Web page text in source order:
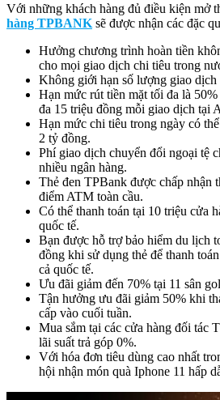
Với những khách hàng đủ điều kiện mở
hàng TPBANKsẽ được nhận các đặc
Hưởng chương trình hoàn tiền
cho mọi giao dịch chi tiêu trong
Không giới hạn số lượng giao dịch
Hạn mức rút tiền mặt tối đa là
đa 15 triệu đồng mỗi giao dịch tại
Hạn mức chi tiêu trong ngày có
2 tỷ đồng.
Phí giao dịch chuyển đổi ngoại tệ
nhiều ngân hàng.
Thẻ đen TPBank được chấp nhận
điểm ATM toàn cầu.
Có thể thanh toán tại 10 triệu cửa
quốc tế.
Bạn được hỗ trợ bảo hiểm du lịch
đồng khi sử dụng thẻ để thanh
cả quốc tế.
Ưu đãi giảm đến 70% tại 11 sân
Tận hưởng ưu đãi giảm 50% khi
cấp vào cuối tuần.
Mua sắm tại các cửa hàng đối tác
lãi suất trả góp 0%.
Với hóa đơn tiêu dùng cao nhất
hội nhận món quà Iphone 11 hấp